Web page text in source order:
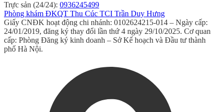
Trực sản (24/24): 0936245499
Phòng khám ĐKQT Thu Cúc TCI Trần Duy Hưng
Giấy CNĐK hoạt động chi nhánh: 0102624215-014 – Ngày cấp:
24/01/2019, đăng ký thay đổi lần thứ 4 ngày 29/10/2025. Cơ quan
cấp: Phòng Đăng ký kinh doanh – Sở Kế hoạch và Đầu tư thành
phố Hà Nội.